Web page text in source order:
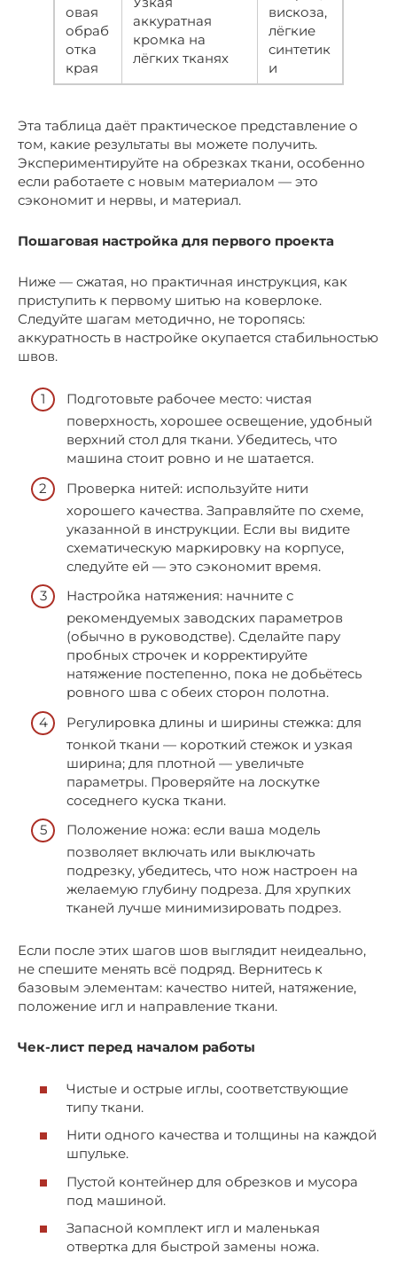
овая
обраб
отка
края
аккуратная
кромка на
лёгких тканях
вискоза,
лёгкие
синтетик
и
Эта таблица даёт практическое представление о
том, какие результаты вы можете получить.
Экспериментируйте на обрезках ткани, особенно
если работаете с новым материалом — это
сэкономит и нервы, и материал.
Пошаговая настройка для первого проекта
Ниже — сжатая, но практичная инструкция, как
приступить к первому шитью на коверлоке.
Следуйте шагам методично, не торопясь:
аккуратность в настройке окупается стабильностью
швов.
Подготовьте рабочее место: чистая
поверхность, хорошее освещение, удобный
верхний стол для ткани. Убедитесь, что
машина стоит ровно и не шатается.
Проверка нитей: используйте нити
хорошего качества. Заправляйте по схеме,
указанной в инструкции. Если вы видите
схематическую маркировку на корпусе,
следуйте ей — это сэкономит время.
Настройка натяжения: начните с
рекомендуемых заводских параметров
(обычно в руководстве). Сделайте пару
пробных строчек и корректируйте
натяжение постепенно, пока не добьётесь
ровного шва с обеих сторон полотна.
Регулировка длины и ширины стежка: для
тонкой ткани — короткий стежок и узкая
ширина; для плотной — увеличьте
параметры. Проверяйте на лоскутке
соседнего куска ткани.
Положение ножа: если ваша модель
позволяет включать или выключать
подрезку, убедитесь, что нож настроен на
желаемую глубину подреза. Для хрупких
тканей лучше минимизировать подрез.
Если после этих шагов шов выглядит неидеально,
не спешите менять всё подряд. Вернитесь к
базовым элементам: качество нитей, натяжение,
положение игл и направление ткани.
Чек-лист перед началом работы
Чистые и острые иглы, соответствующие
типу ткани.
Нити одного качества и толщины на каждой
шпульке.
Пустой контейнер для обрезков и мусора
под машиной.
Запасной комплект игл и маленькая
отвертка для быстрой замены ножа.